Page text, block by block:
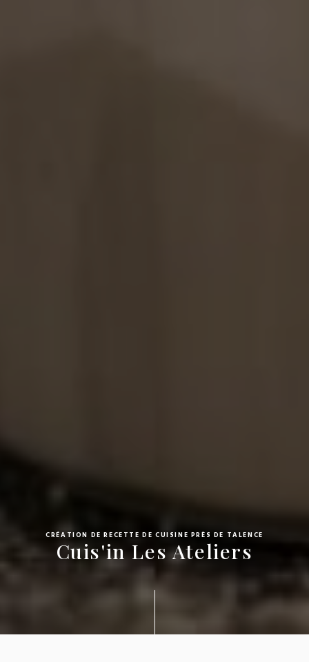
CRÉATION DE RECETTE DE CUISINE PRÈS DE TALENCE
Cuis'in Les Ateliers